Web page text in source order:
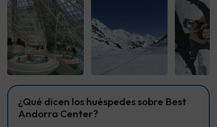
¿Qué dicen los huéspedes sobre Best
Andorra Center?